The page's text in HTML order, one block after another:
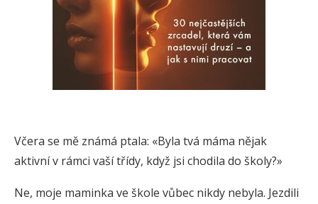
Včera se mě známá ptala: «Byla tvá máma nějak
aktivní v rámci vaší třídy, když jsi chodila do školy?»
Ne, moje maminka ve škole vůbec nikdy nebyla. Jezdili